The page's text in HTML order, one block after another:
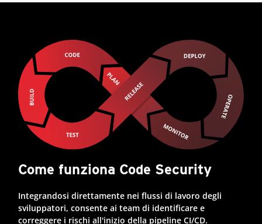
Come funziona Code Security
Integrandosi direttamente nei flussi di lavoro degli
sviluppatori, consente ai team di identificare e
correggere i rischi all'inizio della pipeline CI/CD.